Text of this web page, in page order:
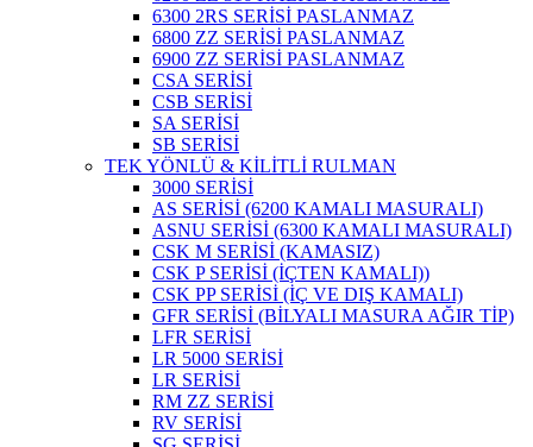
6300 2RS SERİSİ PASLANMAZ
6800 ZZ SERİSİ PASLANMAZ
6900 ZZ SERİSİ PASLANMAZ
CSA SERİSİ
CSB SERİSİ
SA SERİSİ
SB SERİSİ
TEK YÖNLÜ & KİLİTLİ RULMAN
3000 SERİSİ
AS SERİSİ (6200 KAMALI MASURALI)
ASNU SERİSİ (6300 KAMALI MASURALI)
CSK M SERİSİ (KAMASIZ)
CSK P SERİSİ (İÇTEN KAMALI))
CSK PP SERİSİ (İÇ VE DIŞ KAMALI)
GFR SERİSİ (BİLYALI MASURA AĞIR TİP)
LFR SERİSİ
LR 5000 SERİSİ
LR SERİSİ
RM ZZ SERİSİ
RV SERİSİ